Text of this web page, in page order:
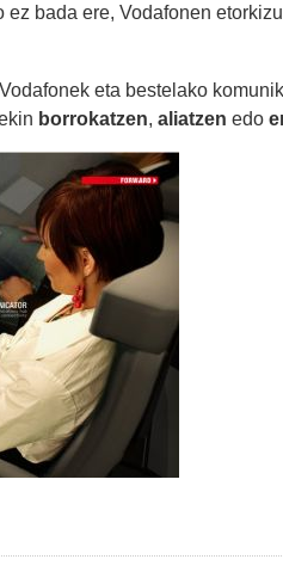
bada ere, Vodafonen
eta bestelako
borrokatzen, aliatzen edo